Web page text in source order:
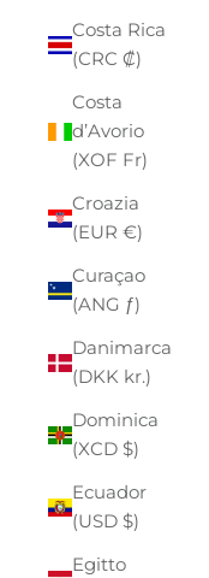
Costa Rica
(CRC ₡)
Costa
d’Avorio
(XOF Fr)
Croazia
(EUR €)
Curaçao
(ANG ƒ)
Danimarca
(DKK kr.)
Dominica
(XCD $)
Ecuador
(USD $)
Egitto